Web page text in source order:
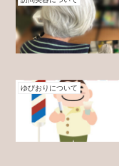
ゆびおりについて